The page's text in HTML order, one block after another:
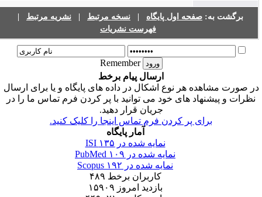
برگشت به:صفحه اول پایگاه| نسخه مرتبط| نشریه مرتبط|
فهرست نشریات
Remember
ارسال پیام برخط
صورت مشاهده هر نوع اشکال در داده های پایگاه و یا برای ارسال
نظرات و پیشنهاد های خود می توانید با پر کردن فرم تماس ما را در
جریان قرار دهید.
برای پر کردن فرم تماس اینجا را کلیک کنید.
آمار پایگاه
نمایه شده در ISI۱۳۵
نمایه شده در PubMed۱۰۹
نمایه شده در Scopus۱۹۲
کاربران برخط۴۸۹
بازدید امروز۱۵۹۰۹